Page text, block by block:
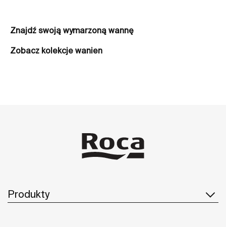
Znajdź swoją wymarzoną wannę
Zobacz kolekcje wanien
Produkty